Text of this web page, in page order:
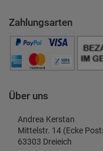
Zahlungsarten
Über uns
Andrea Kerstan
Mittelstr. 14 (Ecke
63303 Dreieich